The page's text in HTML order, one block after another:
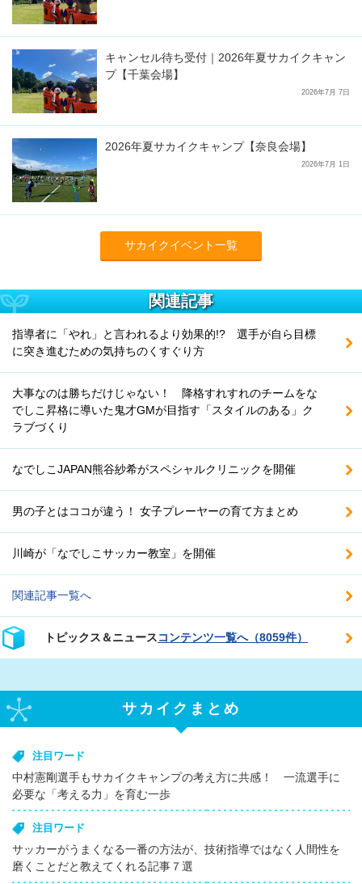
キャンセル待ち受付｜2026年夏サカイクキャン
プ【千葉会場】
2026年7月 7日
2026年夏サカイクキャンプ【奈良会場】
2026年7月 1日
サカイクイベント一覧
関連記事
指導者に「やれ」と言われるより効果的!? 選手が自ら目標
に突き進むための気持ちのくすぐり方
大事なのは勝ちだけじゃない！ 降格すれすれのチームをな
でしこ昇格に導いた鬼才GMが目指す「スタイルのある」ク
ラブづくり
なでしこJAPAN熊谷紗希がスペシャルクリニックを開催
男の子とはココが違う！ 女子プレーヤーの育て方まとめ
川崎が「なでしこサッカー教室」を開催
関連記事一覧へ
トピックス＆ニュースコンテンツ一覧へ（8059件）
サカイクまとめ
注目ワード
中村憲剛選手もサカイクキャンプの考え方に共感！ 一流選手に
必要な「考える力」を育む一歩
注目ワード
サッカーがうまくなる一番の方法が、技術指導ではなく人間性を
磨くことだと教えてくれる記事７選